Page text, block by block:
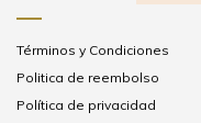
Términos y Condiciones
Politica de reembolso
Política de privacidad